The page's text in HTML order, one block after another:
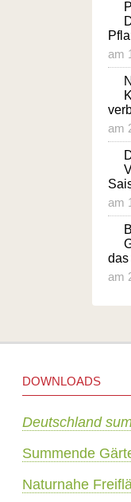
am
am
am
das
am
DOWNLOADS
Deutschland
Summende
Naturnahe